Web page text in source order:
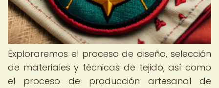
Exploraremos el proceso de diseño, selección
de materiales y técnicas de tejido, así como
el proceso de producción artesanal de